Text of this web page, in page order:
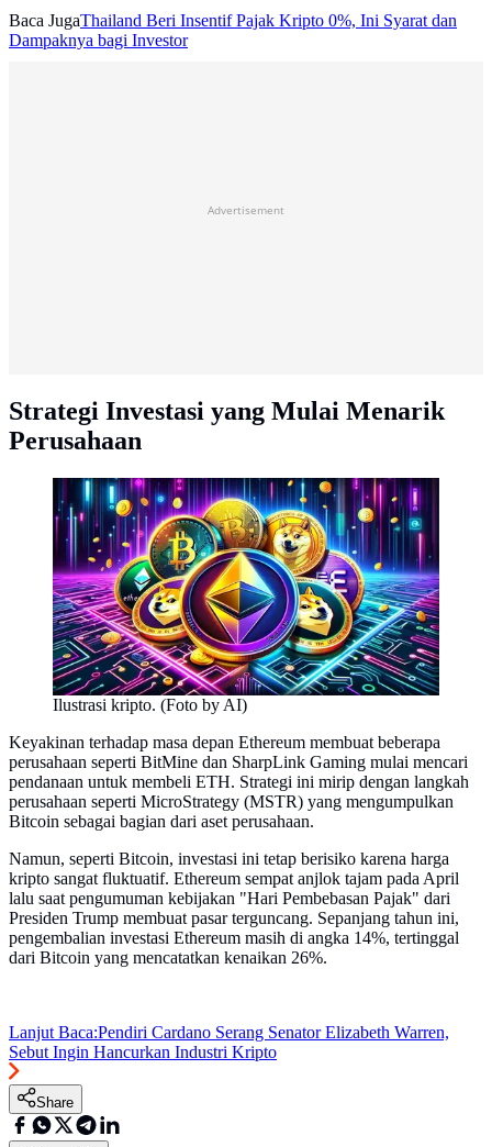
Baca JugaThailand Beri Insentif Pajak Kripto 0%, Ini Syarat dan
Dampaknya bagi Investor
Advertisement
Strategi Investasi yang Mulai Menarik
Perusahaan
Ilustrasi kripto. (Foto by AI)
Keyakinan terhadap masa depan Ethereum membuat beberapa
perusahaan seperti BitMine dan SharpLink Gaming mulai mencari
pendanaan untuk membeli ETH. Strategi ini mirip dengan langkah
perusahaan seperti MicroStrategy (MSTR) yang mengumpulkan
Bitcoin sebagai bagian dari aset perusahaan.
Namun, seperti Bitcoin, investasi ini tetap berisiko karena harga
kripto sangat fluktuatif. Ethereum sempat anjlok tajam pada April
lalu saat pengumuman kebijakan "Hari Pembebasan Pajak" dari
Presiden Trump membuat pasar terguncang. Sepanjang tahun ini,
pengembalian investasi Ethereum masih di angka 14%, tertinggal
dari Bitcoin yang mencatatkan kenaikan 26%.
Lanjut Baca:Pendiri Cardano Serang Senator Elizabeth Warren,
Sebut Ingin Hancurkan Industri Kripto
Share